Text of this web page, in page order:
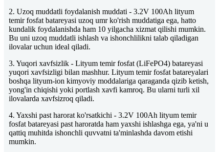
2. Uzoq muddatli foydalanish muddati - 3.2V 100Ah lityum
temir fosfat batareyasi uzoq umr ko'rish muddatiga ega, hatto
kundalik foydalanishda ham 10 yilgacha xizmat qilishi mumkin.
Bu uni uzoq muddatli ishlash va ishonchlilikni talab qiladigan
ilovalar uchun ideal qiladi.
3. Yuqori xavfsizlik - Lityum temir fosfat (LiFePO4) batareyasi
yuqori xavfsizligi bilan mashhur. Lityum temir fosfat batareyalari
boshqa lityum-ion kimyoviy moddalariga qaraganda qizib ketish,
yong'in chiqishi yoki portlash xavfi kamroq. Bu ularni turli xil
ilovalarda xavfsizroq qiladi.
4. Yaxshi past harorat ko'rsatkichi - 3.2V 100Ah lityum temir
fosfat batareyasi past haroratda ham yaxshi ishlashga ega, ya'ni u
qattiq muhitda ishonchli quvvatni ta'minlashda davom etishi
mumkin.